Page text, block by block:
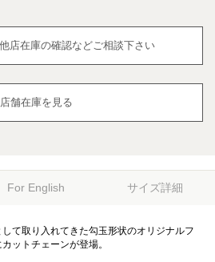
店在庫の確認などご相談下さい
店舗在庫を見る
For English サイズ詳細
て取り入れてきた勾玉形状のオリジナルフ
ットチェーンが登場。